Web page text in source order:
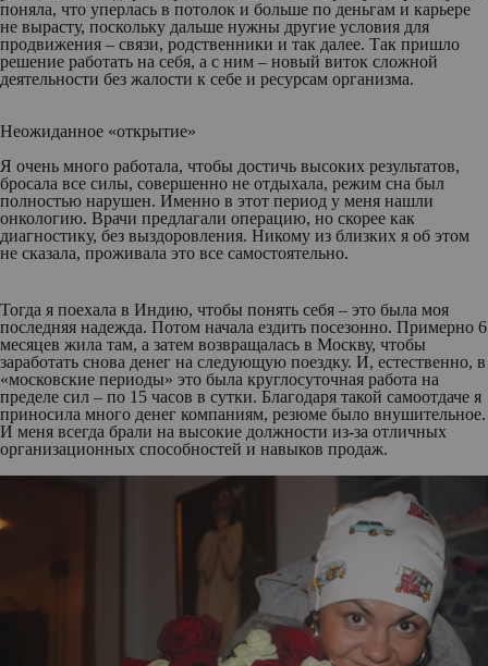
поняла, что уперлась в потолок и больше по деньгам и карьере
не вырасту, поскольку дальше нужны другие условия для
продвижения – связи, родственники и так далее. Так пришло
решение работать на себя, а с ним – новый виток сложной
деятельности без жалости к себе и ресурсам организма.
Неожиданное «открытие»
Я очень много работала, чтобы достичь высоких результатов,
бросала все силы, совершенно не отдыхала, режим сна был
полностью нарушен. Именно в этот период у меня нашли
онкологию. Врачи предлагали операцию, но скорее как
диагностику, без выздоровления. Никому из близких я об этом
не сказала, проживала это все самостоятельно.
Тогда я поехала в Индию, чтобы понять себя – это была моя
последняя надежда. Потом начала ездить посезонно. Примерно 6
месяцев жила там, а затем возвращалась в Москву, чтобы
заработать снова денег на следующую поездку. И, естественно, в
«московские периоды» это была круглосуточная работа на
пределе сил – по 15 часов в сутки. Благодаря такой самоотдаче я
приносила много денег компаниям, резюме было внушительное.
И меня всегда брали на высокие должности из-за отличных
организационных способностей и навыков продаж.